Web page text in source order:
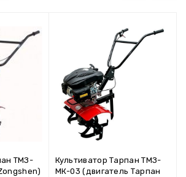
ТМЗ-
Культиватор Тарпан ТМЗ-
МК-03 (двигатель Тарпан